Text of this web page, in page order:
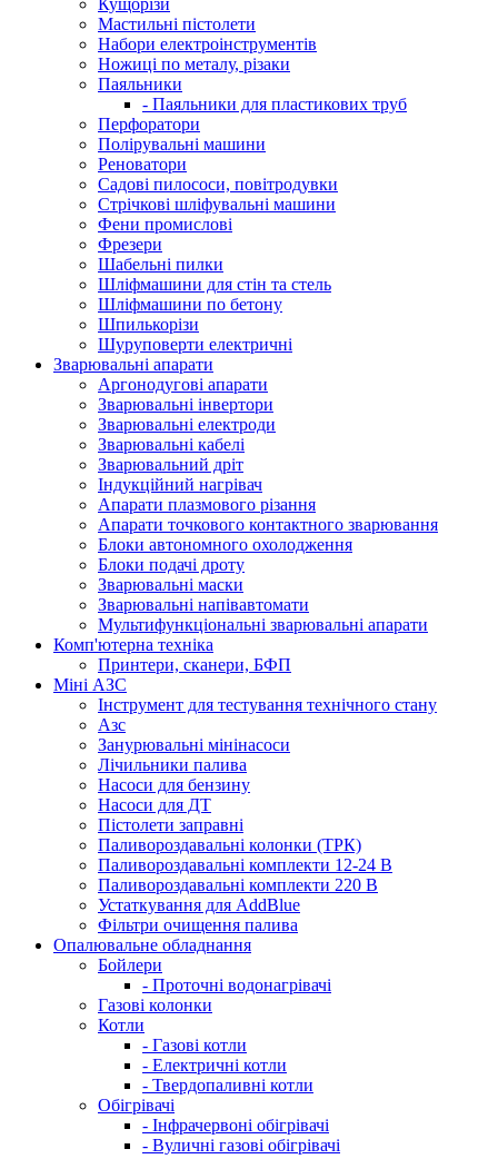
Кущорізи
Мастильні пістолети
Набори електроінструментів
Ножиці по металу, різаки
Паяльники
- Паяльники для пластикових труб
Перфоратори
Полірувальні машини
Реноватори
Садові пилососи, повітродувки
Стрічкові шліфувальні машини
Фени промислові
Фрезери
Шабельні пилки
Шліфмашини для стін та стель
Шліфмашини по бетону
Шпилькорізи
Шуруповерти електричні
Зварювальні апарати
Аргонодугові апарати
Зварювальні інвертори
Зварювальні електроди
Зварювальні кабелі
Зварювальний дріт
Індукційний нагрівач
Апарати плазмового різання
Апарати точкового контактного зварювання
Блоки автономного охолодження
Блоки подачі дроту
Зварювальні маски
Зварювальні напівавтомати
Мультифункціональні зварювальні апарати
Комп'ютерна техніка
Принтери, сканери, БФП
Міні АЗС
Інструмент для тестування технічного стану
Азс
Занурювальні мінінасоси
Лічильники палива
Насоси для бензину
Насоси для ДТ
Пістолети заправні
Паливороздавальні колонки (ТРК)
Паливороздавальні комплекти 12-24 В
Паливороздавальні комплекти 220 В
Устаткування для AddBlue
Фільтри очищення палива
Опалювальне обладнання
Бойлери
- Проточні водонагрівачі
Газові колонки
Котли
- Газові котли
- Електричні котли
- Твердопаливні котли
Обігрівачі
- Інфрачервоні обігрівачі
- Вуличні газові обігрівачі